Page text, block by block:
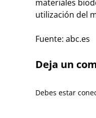
materiales
utilización del
Fuente: abc.es
Deja un
Debes estar